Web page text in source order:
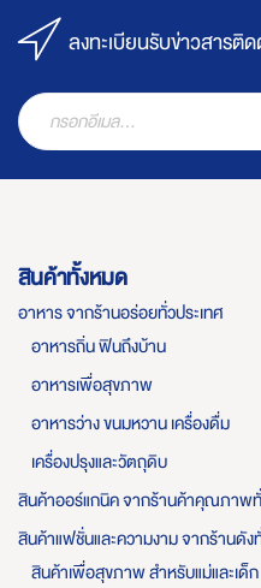
ลงทะเบียนรับข่าวสารติ
สินค้าทั้งหมด
อาหาร จากร้านอร่อยทั่วประเทศ
อาหารถิ่น ฟินถึงบ้าน
อาหารเพื่อสุขภาพ
อาหารว่าง ขนมหวาน เครื่องดื่ม
เครื่องปรุงและวัตถุดิบ
สินค้าออร์แกนิค จากร้านค้าคุณภาพ
สินค้าแฟชั่นและความงาม จากร้านดัง
สินค้าเพื่อสุขภาพ สำหรับแม่และเด็ก